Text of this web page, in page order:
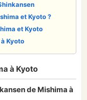
et Kyoto ?
et Kyoto
Kyoto
à Kyoto
de Mishima à